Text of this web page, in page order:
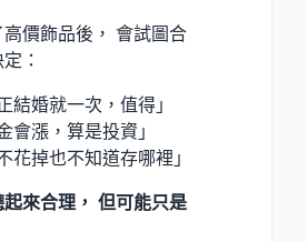
價飾品後， 會試圖合
：
結婚就一次，值得」
會漲，算是投資」
花掉也不知道存哪裡」
起來合理， 但可能只是